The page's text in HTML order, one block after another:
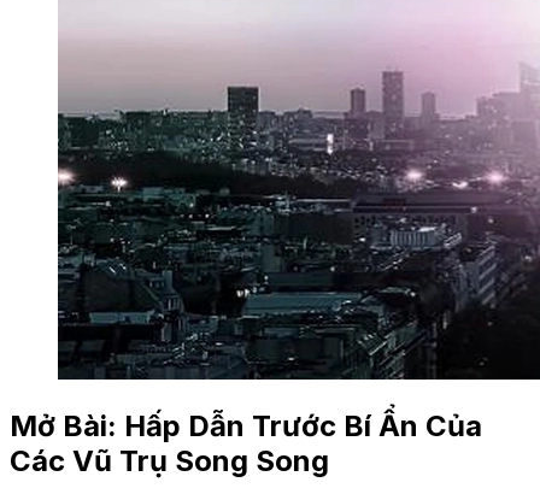
Mở Bài: Hấp Dẫn Trước Bí Ẩn Của
Các Vũ Trụ Song Song